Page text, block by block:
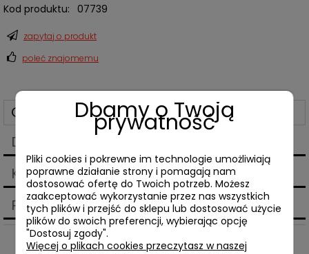
Kod produktu: 07739
zapytaj o produkt
poleć znajomemu
Opis
Dane techniczne
Koszty dostawy
Cena nie zawiera ewentualnych kosztów płatności
Produkty powiązane
Dbamy o Twoją
prywatność
Pliki cookies i pokrewne im technologie umożliwiają
poprawne działanie strony i pomagają nam
dostosować ofertę do Twoich potrzeb. Możesz
zaakceptować wykorzystanie przez nas wszystkich
tych plików i przejść do sklepu lub dostosować użycie
plików do swoich preferencji, wybierając opcję
"Dostosuj zgody".
Więcej o plikach cookies przeczytasz w naszej